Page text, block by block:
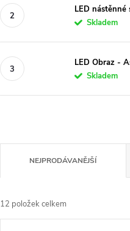
LED
Skladem
LED Obraz -
Skladem
e
NEJPRODÁVANĚJŠÍ
12 položek celkem